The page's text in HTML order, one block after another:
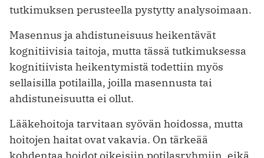
tutkimuksen perusteella pystytty analysoimaan.
Masennus ja ahdistuneisuus heikentävät
kognitiivisia taitoja, mutta tässä tutkimuksessa
kognitiivista heikenty­mistä todettiin myös
sellaisilla potilailla, joilla masennusta tai
ahdistuneisuutta ei ollut.
Lääkehoitoja tarvitaan syövän hoidossa, mutta
hoitojen haitat ovat vakavia. On tärkeää
kohdentaa hoidot oikeisiin potilasryhmiin, eikä